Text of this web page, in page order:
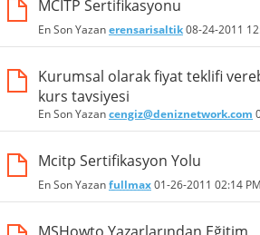
MCITP Sertifikasyonu
En Son Yazanerensarisaltik08-24-2011
Kurumsal olarak fiyat teklifi
kurs tavsiyesi
En Son Yazancengiz@deniznetwork.com
Mcitp Sertifikasyon Yolu
En Son Yazanfullmax01-26-2011 02:14 PM